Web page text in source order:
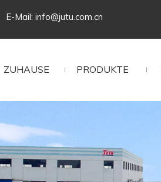
E-Mail: info@jutu.com.cn
ZUHAUSE PRODUKTE